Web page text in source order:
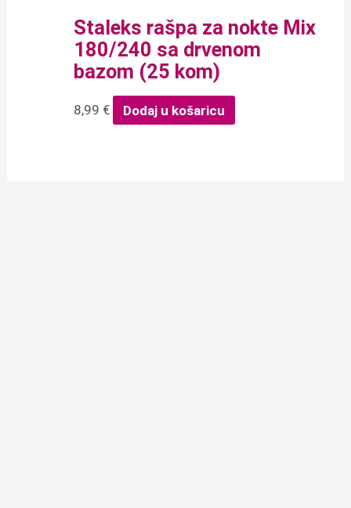
Staleks rašpa za nokte Mix
180/240 sa drvenom
bazom (25 kom)
8,99 € Dodaj u košaricu